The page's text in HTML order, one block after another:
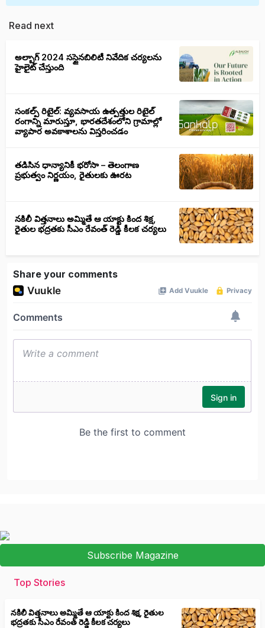
Read next
అల్బాగ్ 2024 సస్టైనబిలిటీ నివేదిక చర్యలను
హైలైట్ చేస్తుంది
సంకల్ప్ రిటైల్: వ్యవసాయ ఉత్పత్తుల రిటైల్
రంగాన్ని మారుస్తూ, భారతదేశంలోని గ్రామాల్లో
వ్యాపార అవకాశాలను విస్తరించడం
తడిసిన ధాన్యానికీ భరోసా – తెలంగాణ
ప్రభుత్వం నిర్ణయం, రైతులకు ఊరట
నకిలీ విత్తనాలు అమ్మితే ఆ యాక్టు కింద శిక్ష,
రైతుల భద్రతకు సీఎం రేవంత్ రెడ్డి కీలక చర్యలు
Share your comments
Subscribe Magazine
Top Stories
నకిలీ విత్తనాలు అమ్మితే ఆ యాక్టు కింద శిక్ష, రైతుల
భద్రతకు సీఎం రేవంత్ రెడ్డి కీలక చర్యలు